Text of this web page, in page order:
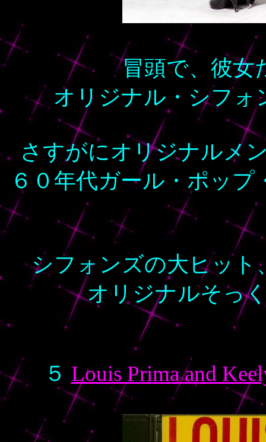
冒頭で、彼女
オリジナル・シフォ
さすがにオリジナルメ
６０年代ガール・ポッ
シフォンズの大ヒット
オリジナルそっ
５ Louis Prima and